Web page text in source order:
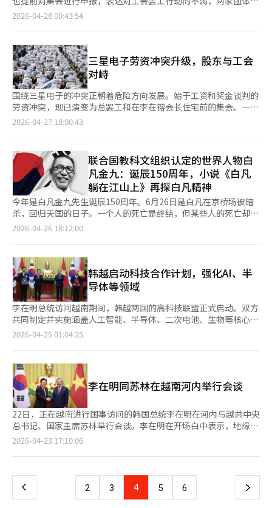
联酋至今将其视为伊朗对其领土的占领。这三座岛屿不仅是简单的
家安全的老刺。因此，阿联酋与伊朗的关系并非简单的外交关系，
而是合作与敌对、贸易与安全、宗教与领土、历史与现实交织在一
起的关系。这种复杂性在阿联酋与沙特的关系中也有所体现。两国
都是逊尼派海湾君主国，并对伊朗保持警惕。然而，如果认为阿联
酋是沙特的下属伙伴，那就是错误的。阿联酋最近宣布于2026年4
月28日退出OPEC及OPEC+，并于5月1日生效，这一决定极大地展
示了这一点。这是结束近60年OPEC成员国地位的重要决定。阿联
酋以其长期经济战略、能源生产能力和独立生产政策为理由。这一
立宣言。沙特实际上是OPEC的领导国，沙特的石油政策长期以来
是海湾秩序的标准。然而，阿联酋的生产能力不断增强，尽管有能
力和意愿出售更多的石油，但却对OPEC的减产配额感到不满。从
阿联酋的角度看，为了投资未来城市、人工智能、国防、金融、太
空和可再生能源，必须在现在能够赚取的时候尽可能多地获利。沙
特的长期价格管理战略与阿联酋的市场份额扩大战略发生了冲突。
更重要的是，这一退出是在伊朗战争和海湾安全不安的背景下做出
的。路透社报道，阿联酋在OPEC退出后正在重新审视多边关系，
特别是如果认为海湾合作委员会、阿拉伯联盟、OPEC等传统多边
框架在伊朗的军事压力下无法提供足够的保护，阿联酋将不再愿意
将国家命运寄托于形式上的团结。因此，阿联酋的OPEC退出具有
三重意义。第一，沙特与阿联酋的战略分化。第二，OPEC中心的
石油秩序的削弱。第三，阿联酋战略自主性的增强。阿联酋不再希
望仅仅停留在“海湾的富裕小国”。它希望自主调节能源生产量，
与美国、以色列、韩国、印度、中国、欧洲建立多层次的网络，成
酋的生存战略。从这个角度看，阿联酋并不是伊朗的盟友，但也不
是绝对的敌人。阿联酋也不是沙特的兄弟，但也不是与沙特决裂的
敌国。阿联酋是美国的安全伙伴，但也不是仅仅听从美国命令的附
属国。阿联酋与以色列正常化关系，但也没有放弃阿拉伯和伊斯兰
世界的身份。阿联酋是当今中东最现实主义的国家之一。它调节名
分，获取利益，分散风险，抢占机会。对伊朗说“不要越界”，对
沙特说“我们的份额由我们决定”，对世界说“中东的门户在我们
作、建筑、基础设施、金融、数字、内容、人工智能和航天产业等
方面建立了战略伙伴关系。韩阿联酋全面经济伙伴协定（CEPA）
是扩展这种关系的制度性安排。韩阿联酋CEPA于2024年5月29日
供应链风险加大。像韩国这样能源进口依赖度高的经济体更为敏
感。各国央行在通胀和经济放缓之间再次面临艰难选择。尽管如
动摇。这就是特朗普政府在承受国会争议和国际法批评的同时保持
强硬态度的原因。最终，这场争论的核心不是简单的违法与否。国
际秩序不仅靠规范维持。没有力量的规则只是宣言，没有规则的力
量则流于霸权的傲慢。现在美国正走在这两者之间的边界。全球经
济在这危险的平衡上摇摆不定。※ 本报道经人工智能（AI）系统翻
译与编辑。
争力就是国家竞争力。我们将不遗余力地推进AI工厂领军项目，力
争在2030年成为M.AX最强国。”※ 本报道经人工智能（AI）系统
Gemini，抢占设备端AI市场；LG电子的家电产品则结合智能生活
解决方案，提升用户体验。现代汽车集团与波士顿动力合作，提升
次正式访韩，与三星电子DX部门负责人会面，讨论在智能手机、
PC、平板电脑等AI生态系统的合作。AMD希望通过三星电子的先
进工艺和存储解决方案来制衡英伟达。 去年10月，英伟达CEO黄
仁勋访问韩国，确认与韩国企业的合作关系。OpenAI CEO山姆·
奥特曼也曾访韩，探讨为OpenAI专用芯片的生产与韩国半导体生
态系统的合作。 业内专家认为，韩国企业不仅是AI芯片的合作伙
伴，更是全球AI标准制定的核心力量。韩国半导体产业协会常务安
基贤表示：“在全球AI霸权竞争激烈的背景下，没有三星电子和SK
供应关系转变为从设计阶段就共同参与的‘一体化’模式。”※
本报道经人工智能（AI）系统翻译与编辑。
将集会地点选在三星电子会长李在镕私宅门口。 据大韩民国股东
警署提前进行集会申报。 由于三星电子工会也将于当天在李在镕
私宅门口举行罢工相关集会，外界普遍认为，股东团体此举是针对
工会罢工行动作出的回应。 股东运动本部代表日前表示，股东也
会像劳动者一样为自己发声。该团体此前还曾批评工会在平泽厂区
举行4万人规模斗争大会时提出的要求，称这一行为正在侵害股东
财产权。 三星电子工会要求发放相当于营业利润15%的绩效奖
金，同时取消绩效奖金上限制度，并宣布将从5月21日至6月7日展
开为期18天的总罢工。 学术界警告，三星电子此次罢工不仅将造
受损及对供应链的严重破坏。 尤其在全球半导体产业迎来超级景
气周期之际，若此时举行罢工，不仅可能造成前所未有的大规模损
失，还可能进一步引发客户流失、供应链重组，甚至丧失市场领先
地位，形成更具破坏性和结构性的打击。 首尔市立大学经济专业
教授宋宪载（音）日前表示，若三星电子工会罢工成行，工厂停工
造成的损失将达到每分钟数十亿韩元、每天约1万亿韩元的规模。
若罢工进入长期化，仅半导体部门营业利润最多或缩水10万亿韩
元。 他强调，更大的风险并非直接经济损失，而是客户信任下
分散风险而考虑转向台积电等替代供应商。半导体产业的工艺认证
需要巨额成本与时间，一旦客户流失，往往很难回头。 包括
AMD、英伟达等主要客户近年来均将供应链稳定性纳入供应商评估
体系，因此三星电子一旦因罢工出现生产中断，可能直接影响其全
球市场领先地位。 宋宪载将罢工成本分为“看得见的成
本”和“看不见的成本”两大类，后者包括信任资产流失、市场份
额永久性损失、AI芯片竞争窗口期错失、核心人才流失、韩国资本
市场折价（Korea Discount）加剧等，造成的损失更持久且致
若将资源消耗在内部矛盾处理上，本身就是巨大的成本。 近期中
国台湾媒体也报道称，若三星电子生产受阻，台湾半导体企业将有
机会获得转单利益，并提高价格谈判筹码。 此外，三星电子拥有
1764家材料、零部件与设备合作企业。若平泽园区生产线停摆，
不仅将冲击大量就业岗位，也将波及周边商业与区域经济。
2026-04-28 00:43:54
三星电子劳资冲突升级，股东与工会
对峙
围绕三星电子的冲突正朝着危险方向发展。始于工资和奖金谈判的
劳资冲突，现已演变为总罢工和在李在镕会长住宅前的集会。一些
股东团体也计划在同一地点举行对抗性集会。企业内部的利益纠纷
起进行为期18天的总罢工，核心诉求包括改善奖金制度、取消上限
和透明化补偿体系。工人有权利主张正当权益，工资和补偿应通过
谈判调整。然而，若方式升级为针对私人空间和施压企业高管个
人，正当性将受到质疑。住宅不是谈判场所，将家庭生活空间变为
斗争现场会动摇正当性。 股东的反应同样令人担忧。一些股东团
体计划在工会集会对面举行反对集会，并在会长住宅前进行对抗性
集会，这只会加剧情绪对立。股东是企业的所有者，但通过街头示
威来压制工会并不是健康的股东权利行使方式。 更大的问题在于
应链重组的重大考验。在美中技术霸权竞争中，投资速度和研发能
力决定企业生存。在此时，劳资和股东若陷入内部战争，损失将直
接削弱公司竞争力。三星的动摇与韩国产业的动摇息息相关，不仅
影响三星电子，还可能对合作伙伴、地方经济和国内股市产生连锁
反应。 三星也不能免于责任。冲突发展至此是因为未能建立可信
的沟通结构。需要反思奖金计算标准是否合理，管理层是否及时察
觉员工的失落感。尊重工会为谈判伙伴，并继续进行有原则的对话
是必要的。特别是全球企业更应具备制度化管理内部冲突的能力，
带来好的谈判结果。若企业价值受损，最终工作岗位和补偿基础也
会削弱。股东也应停止仅关注短期股价的情绪化反应。劳动、资本
和管理将彼此视为敌人时，所有人都是失败者。 冲突发展到李在
镕会长住宅前的集会已越界。现在需要的是谈判桌而非扩音器。韩
国代表企业的争端不应被记录为街头冲突。三星需重新建立对话秩
序。
2026-04-27 18:00:43
联合国教科文组织认定的世界人物白
凡金九：诞辰150周年，小说《白凡
躺在江山上》再探白凡精神
今年是白凡金九先生诞辰150周年。6月26日是白凡在京桥场被暗
杀，回归天国的日子。一个人的死亡是终结，但某些人的死亡却成
为时代的开始，白凡金九正是如此。 联合国教科文组织今年将白
位，前面是甘地、胡志明和曼德拉。这不仅仅是一次纪念，更是世
界再次呼唤金九的象征。我们一直在尊敬白凡，但我们对他的生活
了解多少呢？ 正是在这个问题面前，作家林顺满的长篇小说《白
凡躺在江山上》应运而生。这部作品不仅仅是一部历史小说，更是
对一个时代良知的复兴，是对今天我们的伦理审问。 林顺满是一
位出身于新闻界的作家。他曾在《国民日报》担任记者和编辑部主
任，花费近10年的时间进行资料收集和采访，最终完成了这部作
品。因此，这部小说中没有虚构的人物，所有角色均为真实存在，
历史。 这部作品没有用华丽的辞藻来迷惑读者，句子简洁明了。
然而，这种简洁却产生了更深的共鸣。去掉多余的修饰，反而更清
晰地展现了白凡的孤独与决断。小说没有美化失败，也没有为失败
辩解。因此，读者看到的不是英雄，而是一个最终不屈服的人。
小说共分为24章，从作为下层人出生的金昌洙的痛苦开始，经过科
举考试落榜、治河事件、东学活动、流亡、上海临时政府的奋斗、
李奉昌与尹奉吉的义举、光复军的成立、解放后的分裂之路，直到
京桥场的最后一刻。虽然以年表的形式流动，但实际上是人类伦理
选择的轨迹。 特别是第一章和第二章的标题具有象征意义。“我
争的记录。独立运动的本质是一个人献出自己的生命，而另一个人
承担起牺牲的责任。 在尹奉吉义举前的场景中，金九并不是一个
简单的领导者。他是送别死亡的人，明知无法生还却仍需送别的
2026-04-26 18:12:00
韩越启动科技合作计划，强化AI、半
导体等领域
李在明总统访问越南期间，韩越两国的高科技联盟正式启动。双方
共同制定并实施涵盖人工智能、半导体、二次电池、生物等核心技
术领域的“科技创新合作总体规划”。这不仅是技术交流，更是韩
韩越科学技术研究院（VKIST）与越南科学技术部共同举办“韩越
科技创新论坛”，与两国的产学研人士分享总体规划的蓝图。此次
论坛反映了两国的高度期待，韩国方面有副总理裴景勋、AI未来规
划首席河正宇、韩国科学技术研究院院长吴尚禄等，越南方面有科
学技术部部长武海权、河内国立大学校长裴德瑞等出席。该总体规
划是去年8月两国首脑同意扩大高科技合作的具体后续措施。核心
在于建立“包裹式合作体系”，有机地连接共同研究、人才培养、
成果扩散和基础设施支持。根据越南国家发展战略和两国产业需
求，选定AI、半导体、二次电池、生物、能源资源等六大重点合作
证中心和监管沙盒促进技术转移和商业化。两国的紧密合作与全球
供应链重组的地缘政治变化息息相关。随着美中技术霸权竞争加
2026-04-25 01:04:25
李在明同苏林在越南河内举行会谈
22日，正在越南进行国事访问的韩国总统李在明在河内与越共中央
总书记、国家主席苏林举行会谈。李在明在开场白中表示，地缘政
治不确定性空前加剧，全球技术霸权竞争升级，希望两国国民、企
可持续繁荣的未来。 李在明介绍称，两国自1992年建交之后，在
访，交流不断深化。两国是彼此的第三大贸易伙伴，韩国是越南的
最大投资来源国。当前约有1万多家韩企在越南营商，推动两国经
2026-04-23 17:10:06
上
页
2 3 4 5 6 下